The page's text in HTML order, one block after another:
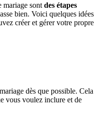
mariage sont des étapes
bien. Voici quelques idées
créer et gérer votre propre
dès que possible. Cela
vous voulez inclure et de